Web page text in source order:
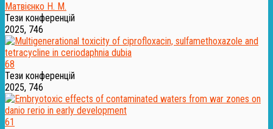
Матвієнко Н. М.
Тези конференцій
2025, 746
68
Тези конференцій
2025, 746
61